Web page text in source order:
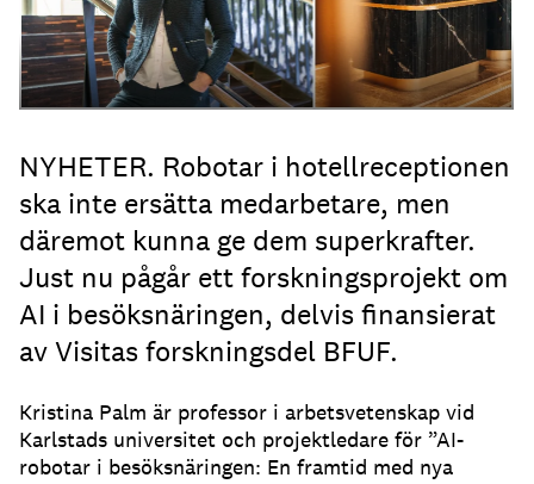
NYHETER. Robotar i hotellreceptionen
ska inte ersätta medarbetare, men
däremot kunna ge dem superkrafter.
Just nu pågår ett forskningsprojekt om
AI i besöksnäringen, delvis finansierat
av Visitas forskningsdel BFUF.
Kristina Palm är professor i arbetsvetenskap vid
Karlstads universitet och projektledare för ”AI-
robotar i besöksnäringen: En framtid med nya